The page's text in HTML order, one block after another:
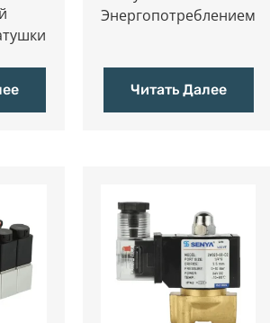
Энергопотреблением
Читать Далее